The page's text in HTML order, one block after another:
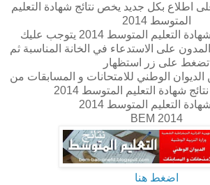
اطلاع بكل جديد يخص نتائج شهادة التعليم
المتوسط 2014
للاطلاع على نتائج شهادة التعليم المتوسط 2014 يتوجب عليك
على الاستدعاء في الخانة المناسبة ثم
تضغط على زر استظهار
الوطني للامتحانات و المسابقات من
شهادة التعليم المتوسط 2014
التعليم المتوسط 2014
BEM 2014
اضغط هنا